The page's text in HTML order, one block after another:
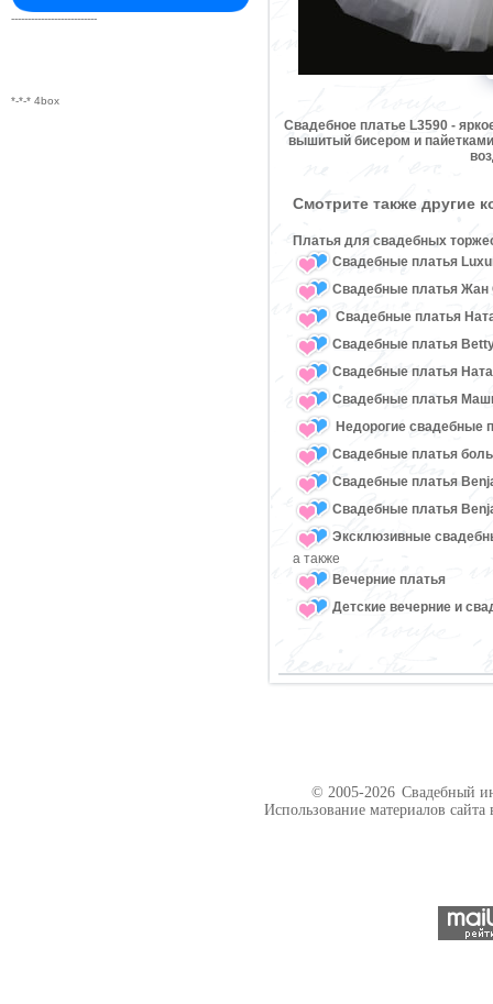
--------------------------
*-*-* 4box
Свадебное платье L3590 -
вышитый бисером и
Смотрите также другие
Платья для свадебных
Свадебные платья
Свадебные платья Жан
Свадебные платья
Свадебные платья
Свадебные платья
Свадебные платья
Недорогие свадебные
Свадебные платья
Свадебные платья
Свадебные платья
Эксклюзивные
а также
Вечерние платья
Детские вечерние и
© 2005-2026 Свадебный
Использование материалов